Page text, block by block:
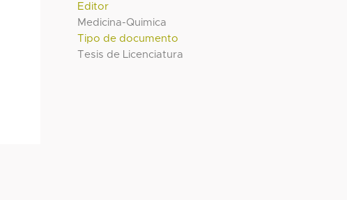
Editor
Medicina-Quimica
Tipo de documento
Tesis de Licenciatura